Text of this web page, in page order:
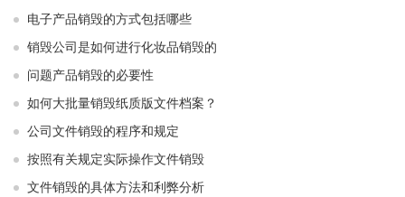
电子产品销毁的方式包括哪些
销毁公司是如何进行化妆品销毁的
问题产品销毁的必要性
如何大批量销毁纸质版文件档案？
公司文件销毁的程序和规定
按照有关规定实际操作文件销毁
文件销毁的具体方法和利弊分析